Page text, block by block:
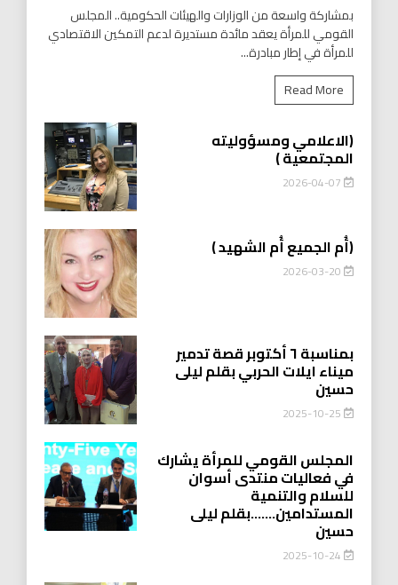
بمشاركة واسعة من الوزارات والهيئات الحكومية.. المجلس
القومي للمرأة يعقد مائدة مستديرة لدعم التمكين الاقتصادي
للمرأة في إطار مبادرة...
Read More
(الاعلامي ومسؤوليته
المجتمعية )
2026-04-07
(أُم الجميع أُم الشهيد )
2026-03-20
بمناسبة ٦ أكتوبر قصة تدمير
ميناء ايلات الحربي بقلم ليلى
حسين
2025-10-25
المجلس القومي للمرأة يشارك
في فعاليات منتدى أسوان
للسلام والتنمية
المستدامين…….بقلم ليلى
حسين
2025-10-24